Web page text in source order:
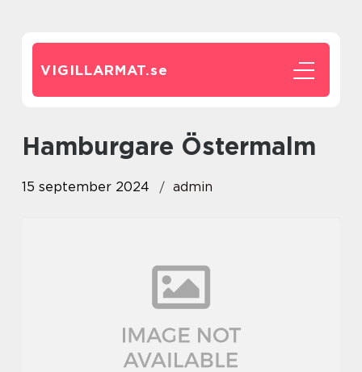
VIGILLARMAT.se
hamburgare Östermalm
15 september 2024 admin